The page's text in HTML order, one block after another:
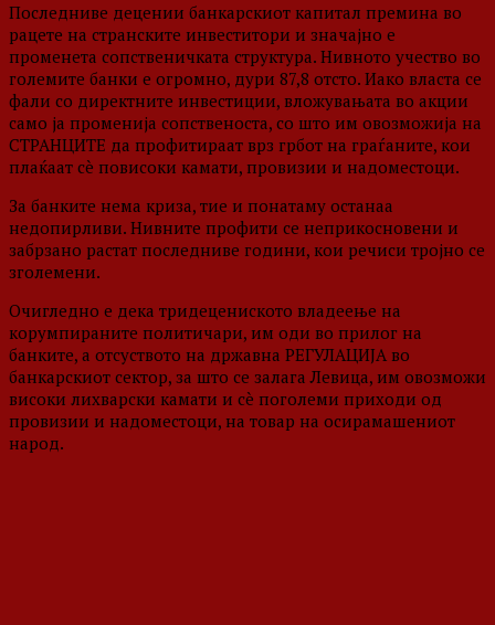
Последниве децении банкарскиот капитал премина во
рацете на странските инвеститори и значајно е
променета сопственичката структура. Нивното учество во
големите банки е огромно, дури 87,8 отсто. Иако власта се
фали со директните инвестиции, вложувањата во акции
само ја променија сопственоста, со што им овозможија на
СТРАНЦИТЕ да профитираат врз грбот на граѓаните, кои
плаќаат сè повисоки камати, провизии и надоместоци.
За банките нема криза, тие и понатаму останаа
недопирливи. Нивните профити се неприкосновени и
забрзано растат последниве години, кои речиси тројно се
зголемени.
Очигледно е дека тридецениското владеење на
корумпираните политичари, им оди во прилог на
банките, а отсуството на државна РЕГУЛАЦИЈА во
банкарскиот сектор, за што се залага Левица, им овозможи
високи лихварски камати и сè поголеми приходи од
провизии и надоместоци, на товар на осирамашениот
народ.